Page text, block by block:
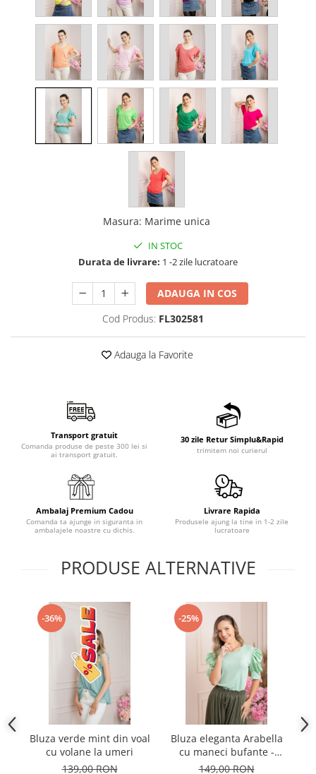
Masura: Marime unica
IN STOC
Durata de livrare: 1 -2 zile lucratoare
ADAUGA IN COS
Cod Produs: FL302581
Adauga la Favorite
Transport gratuit
Comanda produse de peste 300 lei si
ai transport gratuit.
30 zile Retur Simplu&Rapid
trimitem noi curierul
Ambalaj Premium Cadou
Comanda ta ajunge in siguranta in
ambalajele noastre cu dichis.
Livrare Rapida
Produsele ajung la tine in 1-2 zile
lucratoare
PRODUSE ALTERNATIVE
-36%
Bluza verde mint din voal
cu volane la umeri
139,00 RON
-25%
Bluza eleganta Arabella
cu maneci bufante -
Verde mint
149,00 RON